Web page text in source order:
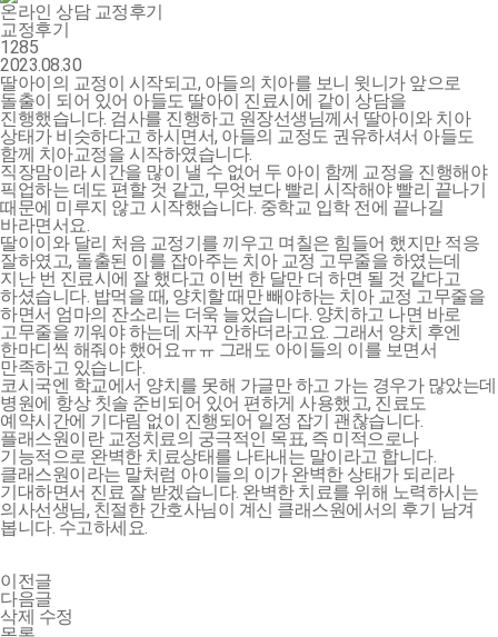
온라인 상담 교정후기
교정후기
1285
2023.08.30
딸아이의 교정이 시작되고, 아들의 치아를 보니 윗니가 앞으로
돌출이 되어 있어 아들도 딸아이 진료시에 같이 상담을
진행했습니다. 검사를 진행하고 원장선생님께서 딸아이와 치아
상태가 비슷하다고 하시면서, 아들의 교정도 권유하셔서 아들도
함께 치아교정을 시작하였습니다.
직장맘이라 시간을 많이 낼 수 없어 두 아이 함께 교정을 진행해야
픽업하는 데도 편할 것 같고, 무엇보다 빨리 시작해야 빨리 끝나기
때문에 미루지 않고 시작했습니다. 중학교 입학 전에 끝나길
바라면서요.
딸이이와 달리 처음 교정기를 끼우고 며칠은 힘들어 했지만 적응
잘하였고, 돌출된 이를 잡아주는 치아 교정 고무줄을 하였는데
지난 번 진료시에 잘 했다고 이번 한 달만 더 하면 될 것 같다고
하셨습니다. 밥먹을 때, 양치할 때만 빼야하는 치아 교정 고무줄을
하면서 엄마의 잔소리는 더욱 늘었습니다. 양치하고 나면 바로
고무줄을 끼워야 하는데 자꾸 안하더라고요. 그래서 양치 후엔
한마디씩 해줘야 했어요ㅠㅠ 그래도 아이들의 이를 보면서
만족하고 있습니다.
코시국엔 학교에서 양치를 못해 가글만 하고 가는 경우가 많았는데
병원에 항상 칫솔 준비되어 있어 편하게 사용했고, 진료도
예약시간에 기다림 없이 진행되어 일정 잡기 괜찮습니다.
플래스원이란 교정치료의 궁극적인 목표, 즉 미적으로나
기능적으로 완벽한 치료상태를 나타내는 말이라고 합니다.
클래스원이라는 말처럼 아이들의 이가 완벽한 상태가 되리라
기대하면서 진료 잘 받겠습니다. 완벽한 치료를 위해 노력하시는
의사선생님, 친절한 간호사님이 계신 클래스원에서의 후기 남겨
봅니다. 수고하세요.
이전글
다음글
삭제 수정